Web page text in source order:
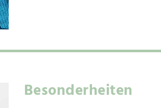
Besonderheiten